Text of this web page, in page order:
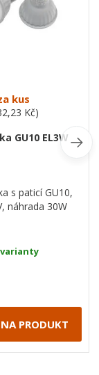
kus
Kč)
GU10 EL3W
s paticí GU10,
náhrada 30W
varianty
PRODUKT